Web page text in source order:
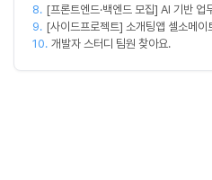
(Spring)
8. [프론트엔드·백엔드 모집] AI 기반 업
스 MVP 개발
9. [사이드프로젝트] 소개팅앱 셀소메이
잡아볼 분 구합니다
10. 개발자 스터디 팀원 찾아요.